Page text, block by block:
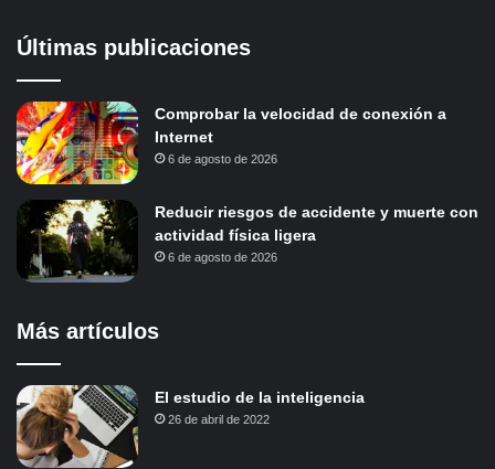
Últimas publicaciones
Comprobar la velocidad de conexión a
Internet
6 de agosto de 2026
Reducir riesgos de accidente y muerte con
actividad física ligera
6 de agosto de 2026
Más artículos
El estudio de la inteligencia
26 de abril de 2022